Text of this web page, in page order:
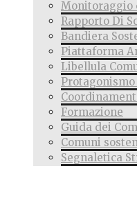
Monitoraggio
Rapporto Di
Bandiera
Piattaforma
Libellula
Formazione
Guida dei
Comuni
Segnaletica